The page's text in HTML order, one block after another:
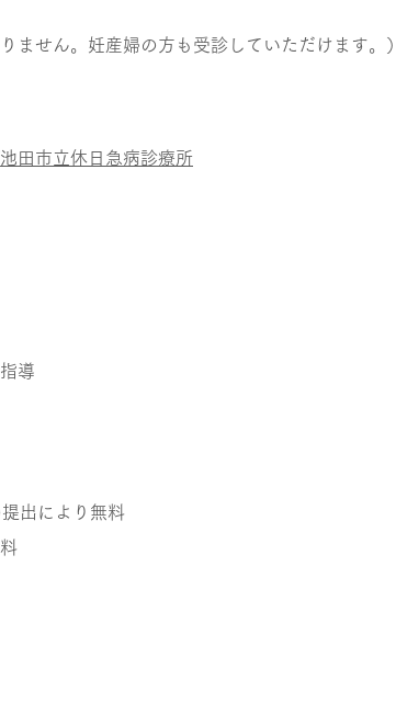
ません。妊産婦の方も受診していただけます。）
池田市立休日急病診療所
導
出により無料